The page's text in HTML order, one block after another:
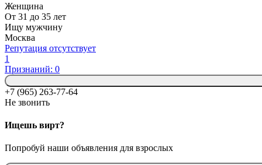
Женщина
От 31 до 35 лет
Ищу мужчину
Москва
Репутация отсутствует
1
Признаний: 0
+7 (965) 263-77-64
Не звонить
Ищешь вирт?
Попробуй наши объявления для взрослых